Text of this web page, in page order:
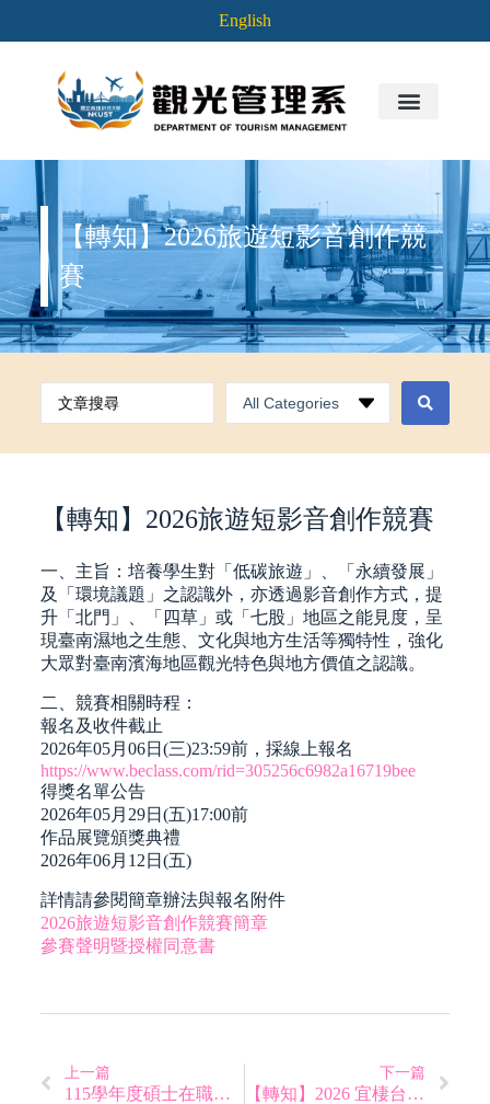
English
【轉知】2026旅遊短影音創作競
賽
【轉知】2026旅遊短影音創作競賽
一、主旨：培養學生對「低碳旅遊」、「永續發展」
及「環境議題」之認識外，亦透過影音創作方式，提
升「北門」、「四草」或「七股」地區之能見度，呈
現臺南濕地之生態、文化與地方生活等獨特性，強化
大眾對臺南濱海地區觀光特色與地方價值之認識。
二、競賽相關時程：
報名及收件截止
2026年05月06日(三)23:59前，採線上報名
https://www.beclass.com/rid=305256c6982a16719bee
得獎名單公告
2026年05月29日(五)17:00前
作品展覽頒獎典禮
2026年06月12日(五)
詳情請參閱簡章辦法與報名附件
2026旅遊短影音創作競賽簡章
參賽聲明暨授權同意書
上一篇
115學年度碩士在職專班招生入學面試時間表
下一篇
【轉知】2026 宜棲台南 遊程海報創作競賽